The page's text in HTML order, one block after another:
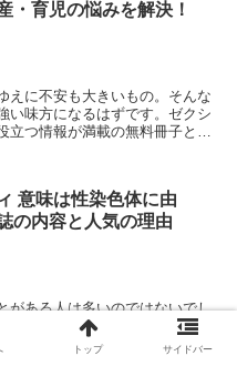
・育児の悩みを解決！
えに不安も大きいもの。そんな
い味方になるはずです。ゼクシ
立つ情報が満載の無料冊子とし
意味は性染色体に由
の内容と人気の理由
がある人は多いのではないでし
発行している結婚情報誌の名称
ます。しかし、ゼクシィの意味
トップ サイドバー